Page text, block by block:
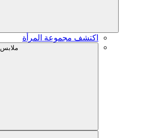
اكتشف مجموعة المرأة
ملابس